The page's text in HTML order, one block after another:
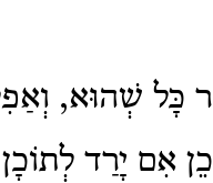
כָּל שְׁהוּא,
אִם יָרַד